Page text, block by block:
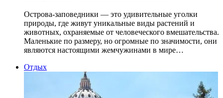
Острова-заповедники — это удивительные уголки
природы, где живут уникальные виды растений и
животных, охраняемые от человеческого вмешательства.
Маленькие по размеру, но огромные по значимости, они
являются настоящими жемчужинами в мире…
Отдых